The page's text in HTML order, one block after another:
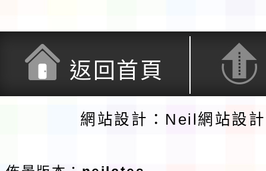
返回首頁
網站設計：Neil網站設